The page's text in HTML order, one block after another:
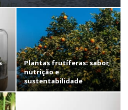
Plantas frutíferas: sabor,
nutrição e
sustentabilidade